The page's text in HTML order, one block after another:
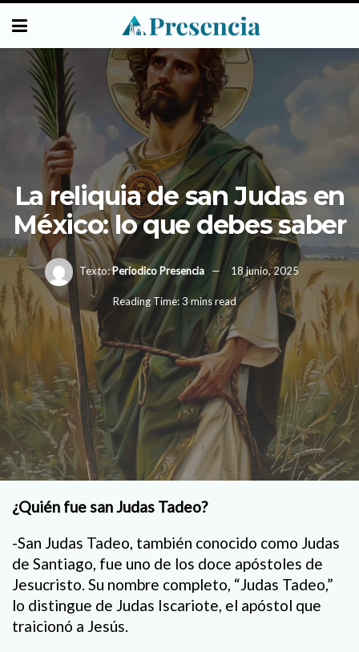
La reliquia de san Judas en
México: lo que debes saber
Texto:Periodico Presencia 18 junio, 2025
Reading Time: 3 mins read
¿Quién fue san Judas Tadeo?
-San Judas Tadeo, también conocido como Judas
de Santiago, fue uno de los doce apóstoles de
Jesucristo. Su nombre completo, “Judas Tadeo,”
lo distingue de Judas Iscariote, el apóstol que
traicionó a Jesús.